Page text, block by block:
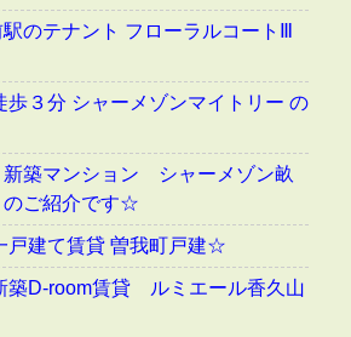
のテナント フローラルコートⅢ
歩３分 シャーメゾンマイトリー の
築マンション シャーメゾン畝
紹介です☆
戸建て賃貸 曽我町戸建☆
築D-room賃貸 ルミエール香久山